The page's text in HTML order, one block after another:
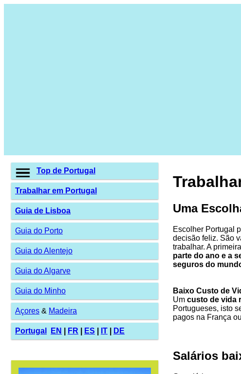
Top de Portugal
Trabalhar em Portugal
Guia de Lisboa
Guia do Porto
Guia do Alentejo
Guia do Algarve
Guia do Minho
Açores & Madeira
Portugal EN FR ES IT DE
Uma
Escolher Portugal
decisão feliz. São
trabalhar. A
parte do ano e a
seguros do
Baixo Custo de
Um custo de vida
Portugueses, isto
pagos na França
Salários